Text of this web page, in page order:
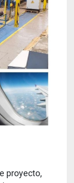
proyecto,